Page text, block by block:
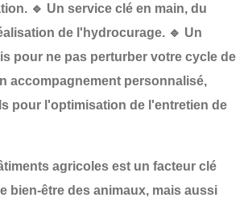
🔹 Un service clé en main, du
de l'hydrocurage. 🔹 Un
pour ne pas perturber votre cycle de
accompagnement personnalisé,
pour l'optimisation de l'entretien de
agricoles est un facteur clé
bien-être des animaux, mais aussi